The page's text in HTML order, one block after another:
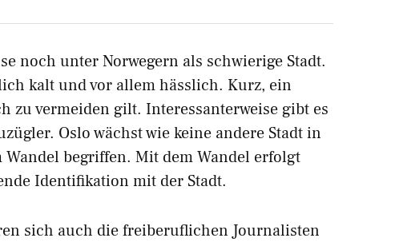
noch unter Norwegern als schwierige Stadt.
kalt und vor allem hässlich. Kurz, ein
zu vermeiden gilt. Interessanterweise gibt es
Oslo wächst wie keine andere Stadt in
begriffen. Mit dem Wandel erfolgt
Identifikation mit der Stadt.
sich auch die freiberuflichen Journalisten